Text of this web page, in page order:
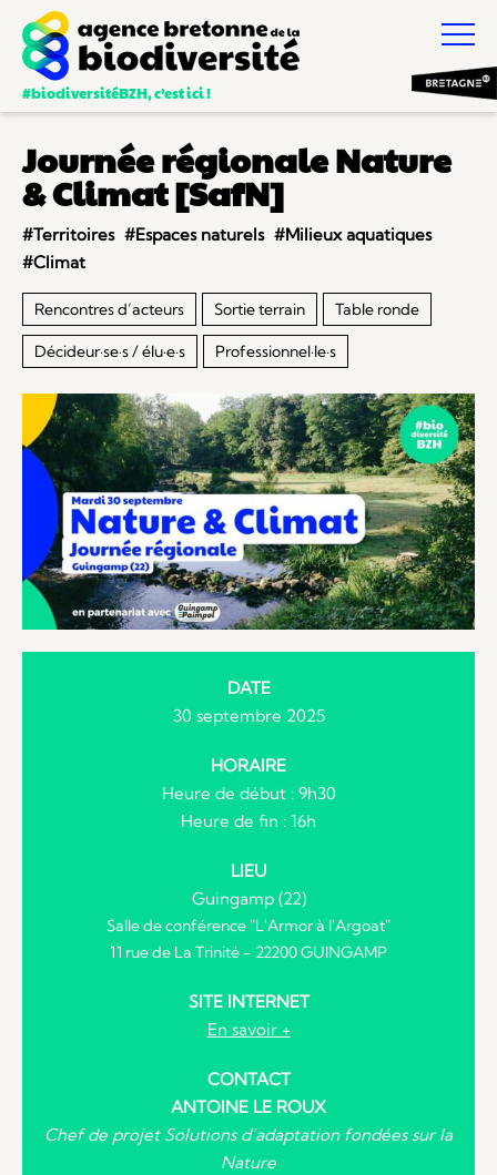
#biodiversitéBZH, c’est ici !
Journée régionale Nature
& Climat [SafN]
#Territoires #Espaces naturels #Milieux aquatiques
#Climat
Rencontres d’acteurs Sortie terrain Table ronde
Décideur·se·s / élu·e·s Professionnel·le·s
DATE
30 septembre 2025
HORAIRE
Heure de début : 9h30
Heure de fin : 16h
LIEU
Guingamp (22)
Salle de conférence "L'Armor à l'Argoat"
11 rue de La Trinité - 22200 GUINGAMP
SITE INTERNET
En savoir +
CONTACT
ANTOINE LE ROUX
Chef de projet Solutions d’adaptation fondées sur la
Nature